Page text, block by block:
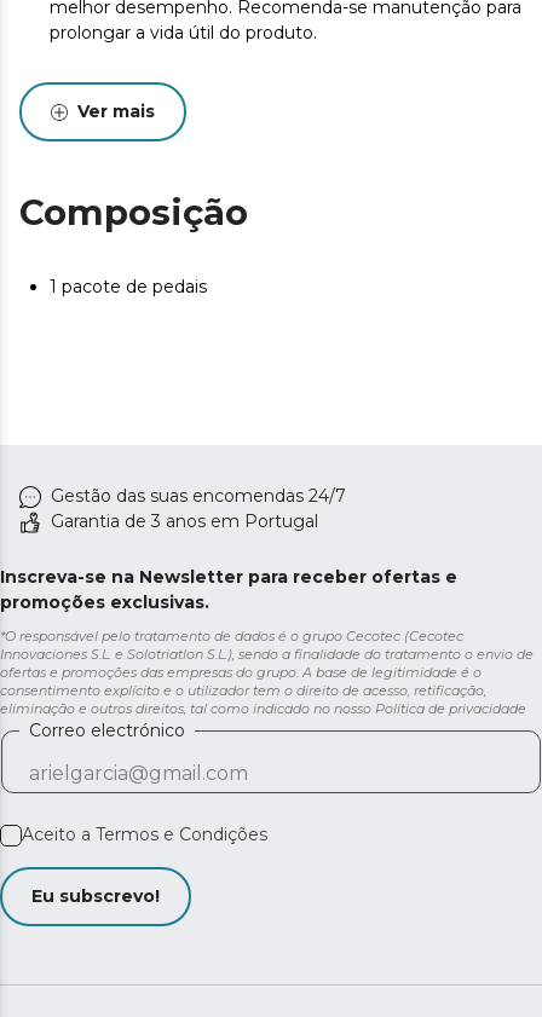
melhor desempenho. Recomenda-se manutenção para
prolongar a vida útil do produto.
Ver mais
Composição
1 pacote de pedais
Gestão das suas encomendas 24/7
Garantia de 3 anos em Portugal
Inscreva-se na Newsletter para receber ofertas e
promoções exclusivas.
*O responsável pelo tratamento de dados é o grupo Cecotec (Cecotec
Innovaciones S.L. e Solotriatlon S.L.), sendo a finalidade do tratamento o envio de
ofertas e promoções das empresas do grupo. A base de legitimidade é o
consentimento explícito e o utilizador tem o direito de acesso, retificação,
eliminação e outros direitos, tal como indicado no nosso Política de privacidade
Correo electrónico
Aceito a Termos e Condições
Eu subscrevo!